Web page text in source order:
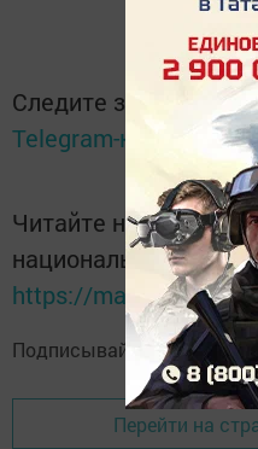
Следите за самым
Telegram-канале
Читайте новости
национальном
https://max.ru/
Подписывайтесь на
Перейти на